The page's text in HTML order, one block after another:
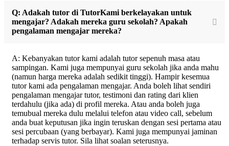
Q: Adakah tutor di TutorKami berkelayakan untuk
mengajar? Adakah mereka guru sekolah? Apakah
pengalaman mengajar mereka?
A: Kebanyakan tutor kami adalah tutor sepenuh masa atau
sampingan. Kami juga mempunyai guru sekolah jika anda mahu
(namun harga mereka adalah sedikit tinggi). Hampir kesemua
tutor kami ada pengalaman mengajar. Anda boleh lihat sendiri
pengalaman mengajar tutor, testimoni dan rating dari klien
terdahulu (jika ada) di profil mereka. Atau anda boleh juga
temubual mereka dulu melalui telefon atau video call, sebelum
anda buat keputusan jika ingin teruskan dengan sesi pertama atau
sesi percubaan (yang berbayar). Kami juga mempunyai jaminan
terhadap servis tutor. Sila lihat soalan seterusnya.